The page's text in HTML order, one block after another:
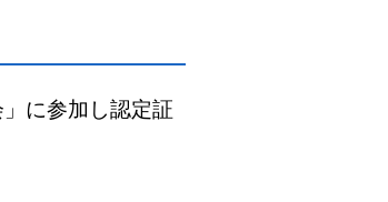
に参加し認定証